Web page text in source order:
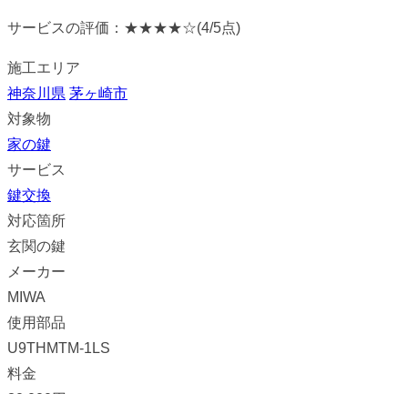
サービスの評価： ★★★★☆(4/5点)
施工エリア
神奈川県 茅ヶ崎市
対象物
家の鍵
サービス
鍵交換
対応箇所
玄関の鍵
メーカー
MIWA
使用部品
U9THMTM-1LS
料金